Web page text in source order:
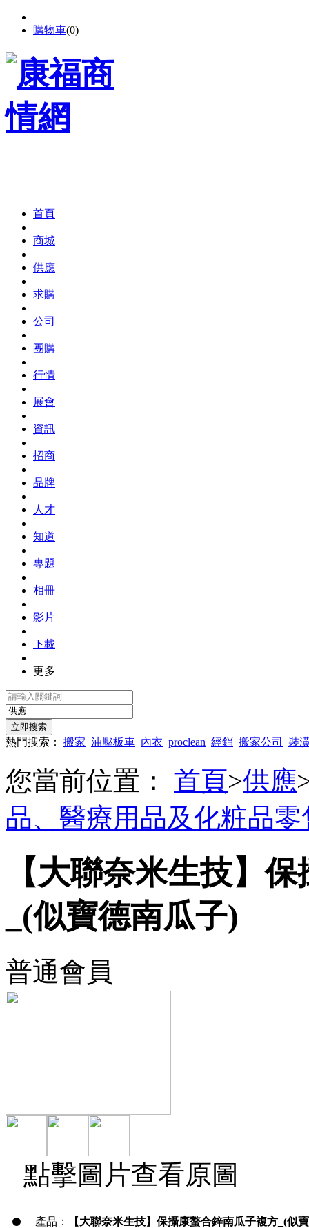
購物車(0)
首頁
|
商城
|
供應
|
求購
|
公司
|
團購
|
行情
|
展會
|
資訊
|
招商
|
品牌
|
人才
|
知道
|
專題
|
相冊
|
影片
|
下載
|
更多
熱門搜索： 搬家 油壓板車 內衣 proclean 經銷 搬家公司 裝
您當前位置： 首頁>供應
品、醫療用品及化粧品零
【大聯奈米生技】
_(似寶德南瓜子)
普通會員
點擊圖片查看原圖
產品：
【大聯奈米生技】保攝康螯合鋅南瓜子複方_(似